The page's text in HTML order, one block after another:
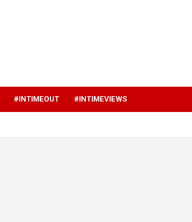
#INTIMEOUT #INTIMEVIEWS